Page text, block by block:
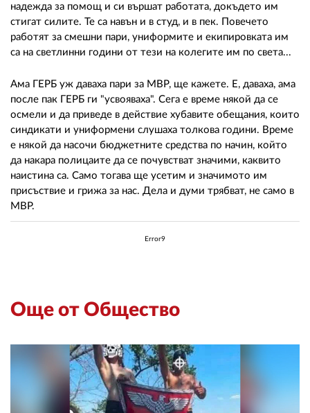
надежда за помощ и си вършат работата, докъдето им
стигат силите. Те са навън и в студ, и в пек. Повечето
работят за смешни пари, униформите и екипировката им
са на светлинни години от тези на колегите им по света...
Ама ГЕРБ уж даваха пари за МВР, ще кажете. Е, даваха, ама
после пак ГЕРБ ги "усвояваха". Сега е време някой да се
осмели и да приведе в действие хубавите обещания, които
синдикати и униформени слушаха толкова години. Време
е някой да насочи бюджетните средства по начин, който
да накара полицаите да се почувстват значими, каквито
наистина са. Само тогава ще усетим и значимото им
присъствие и грижа за нас. Дела и думи трябват, не само в
МВР.
Error9
Още от Общество